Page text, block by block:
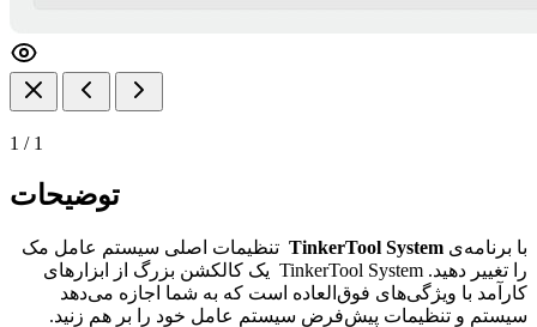
1 / 1
توضیحات
با برنامه‌ی TinkerTool System تنظیمات اصلی سیستم عامل مک
را تغییر دهید. TinkerTool System یک کالکشن بزرگ از ابزار‌های
کارآمد با ویژگی‌های فوق‌العاده است که به شما اجازه می‌دهد
سیستم و تنظیمات پیش‌فرض سیستم عامل خود را بر هم زنید.